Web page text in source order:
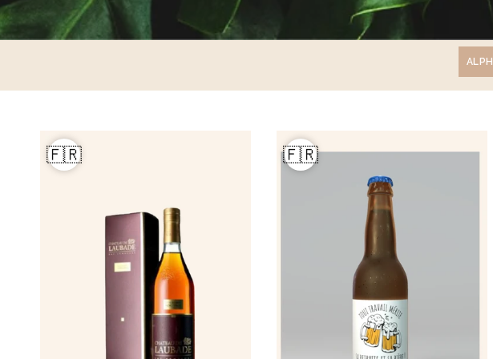
chargeur
porte-clés
coffret
Éventail en bois naturel 23cm Marjane
à partir de 1,9 €
🇫🇷 🇫🇷